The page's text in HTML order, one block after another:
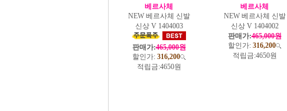
베르사체
NEW 베르사체 신발
신상 V 1404003
판매가:465,000원
할인가: 316,200
적립금:4650원
베르사체
NEW 베르사체 신발
신상 V 1404002
판매가:465,000원
할인가: 316,200
적립금:4650원